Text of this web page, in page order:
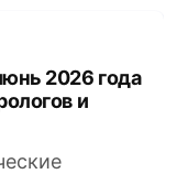
и